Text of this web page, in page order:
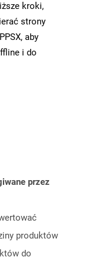
kroki,
strony
aby
i do
przez
produktów
do